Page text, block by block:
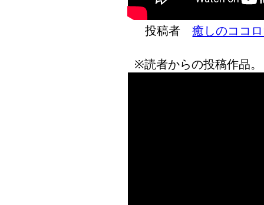
投稿者癒しのココ
※読者からの投稿作品